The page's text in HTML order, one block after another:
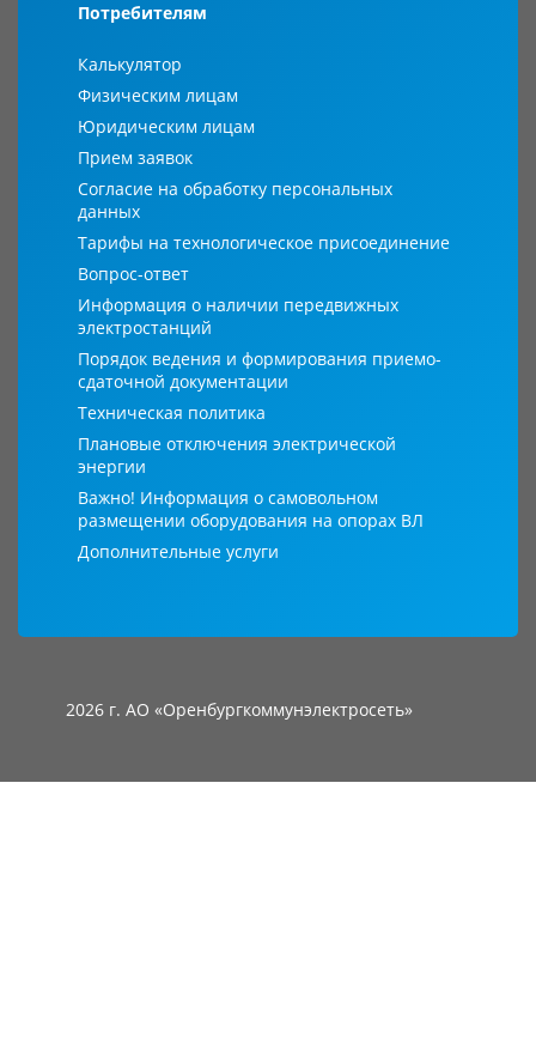
Потребителям
Калькулятор
Физическим лицам
Юридическим лицам
Прием заявок
Согласие на обработку персональных
данных
Тарифы на технологическое присоединение
Вопрос-ответ
Информация о наличии передвижных
электростанций
Порядок ведения и формирования приемо-
сдаточной документации
Техническая политика
Плановые отключения электрической
энергии
Важно! Информация о самовольном
размещении оборудования на опорах ВЛ
Дополнительные услуги
2026 г. АО «Оренбургкоммунэлектросеть»